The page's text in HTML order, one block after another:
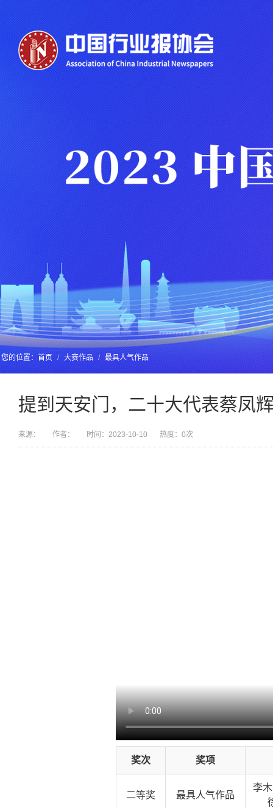
您的位置： 首页 / 大赛作品 / 最具人气作品
提到天安门，二十大代表蔡凤
来源： 作者： 时间：2023-10-10 热度： 0次
奖次 奖项
二等奖 最具人气作品
李